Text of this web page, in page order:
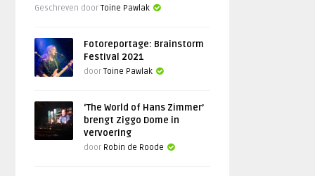
Geschreven doorToine Pawlak
Fotoreportage: Brainstorm
Festival 2021
doorToine Pawlak
‘The World of Hans Zimmer’
brengt Ziggo Dome in
vervoering
door Robin de Roode